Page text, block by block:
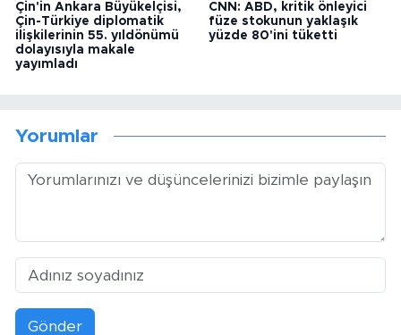
Çin'in Ankara Büyükelçisi,
Çin-Türkiye diplomatik
ilişkilerinin 55. yıldönümü
dolayısıyla makale
yayımladı
CNN: ABD, kritik önleyici
füze stokunun yaklaşık
yüzde 80'ini tüketti
Yorumlar
Gönder